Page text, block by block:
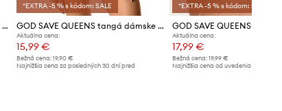
GOD SAVE QUEENS tangá dámske G-STRING
*EXTRA -5 % s kódom: SALE
GOD SAVE QUEENS tangá dámske G-STRING
Aktuálna cena:
15,99 €
Bežná cena:19,90 €
Najnižšia cena za posledných 30 dní pred
*EXTRA -5 % s kódom: SALE
Aktuálna cena:
17,99 €
Bežná cena: 19,99 €
Najnižšia cena od uvedenia do